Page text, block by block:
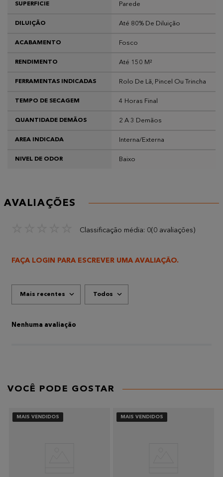
SUPERFICIE Parede
DILUIÇÃO Até 80% De Diluição
ACABAMENTO Fosco
RENDIMENTO Até 150 M²
FERRAMENTAS INDICADAS Rolo De Lã, Pincel Ou Trincha
TEMPO DE SECAGEM 4 Horas Final
QUANTIDADE DEMÃOS 2 A 3 Demãos
AREA INDICADA Interna/Externa
NIVEL DE ODOR Baixo
AVALIAÇÕES
Classificação média: 0(0 avaliações)
FAÇA LOGIN PARA ESCREVER UMA AVALIAÇÃO.
Mais recentes Todos
Nenhuma avaliação
VOCÊ PODE GOSTAR
MAIS VENDIDOS MAIS VENDIDOS